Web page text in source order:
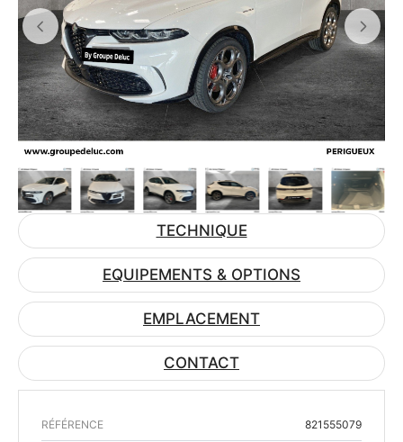
TECHNIQUE
EQUIPEMENTS & OPTIONS
EMPLACEMENT
CONTACT
RÉFÉRENCE 821555079